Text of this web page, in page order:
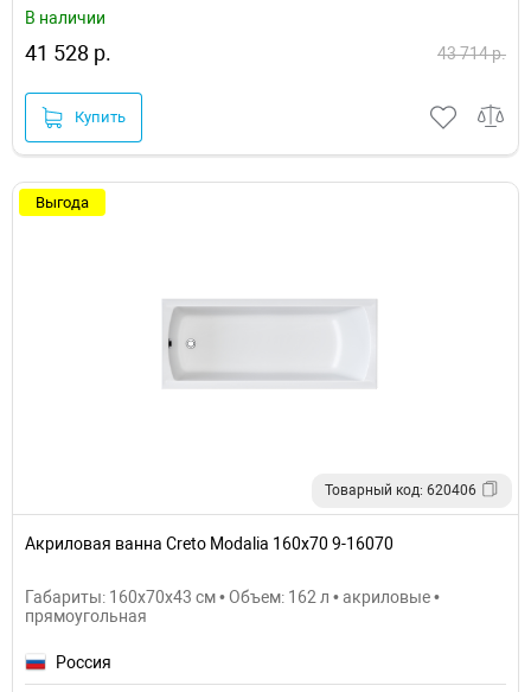
В наличии
41 528 р. 43 714 р.
Купить
Выгода
Товарный код: 620406
Акриловая ванна Creto Modalia 160х70 9-16070
Габариты: 160x70x43 см • Объем: 162 л • акриловые •
прямоугольная
Россия